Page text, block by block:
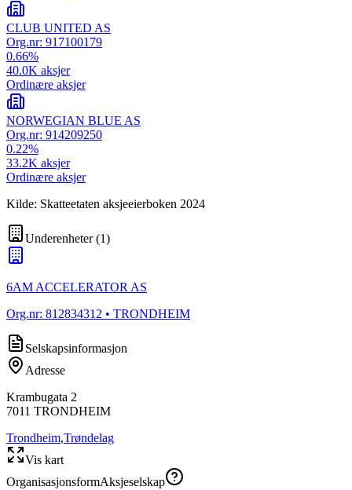
CLUB UNITED AS
Org.nr: 917100179
0.66%
40.0K aksjer
Ordinære aksjer
NORWEGIAN BLUE AS
Org.nr: 914209250
0.22%
33.2K aksjer
Ordinære aksjer
Kilde: Skatteetaten aksjeeierboken 2024
Underenheter(1)
6AM ACCELERATOR AS
Org.nr: 812834312 • TRONDHEIM
Selskapsinformasjon
Adresse
Krambugata 2
7011 TRONDHEIM
Trondheim,Trøndelag
Vis kart
OrganisasjonsformAksjeselskap